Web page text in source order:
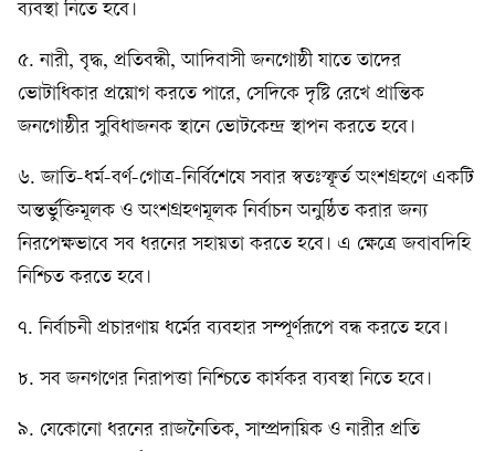
ব্যবস্থা নিতে হবে।
৫. নারী, বৃদ্ধ, প্রতিবন্ধী, আদিবাসী জনগোষ্ঠী যাতে তাদের
ভোটাধিকার প্রয়োগ করতে পারে, সেদিকে দৃষ্টি রেখে প্রান্তিক
জনগোষ্ঠীর সুবিধাজনক স্থানে ভোটকেন্দ্র স্থাপন করতে হবে।
৬. জাতি-ধর্ম-বর্ণ-গোত্র-নির্বিশেষে সবার স্বতঃস্ফূর্ত অংশগ্রহণে একটি
অন্তর্ভুক্তিমূলক ও অংশগ্রহণমূলক নির্বাচন অনুষ্ঠিত করার জন্য
নিরপেক্ষভাবে সব ধরনের সহায়তা করতে হবে। এ ক্ষেত্রে জবাবদিহি
নিশ্চিত করতে হবে।
৭. নির্বাচনী প্রচারণায় ধর্মের ব্যবহার সম্পূর্ণরূপে বন্ধ করতে হবে।
৮. সব জনগণের নিরাপত্তা নিশ্চিতে কার্যকর ব্যবস্থা নিতে হবে।
৯. যেকোনো ধরনের রাজনৈতিক, সাম্প্রদায়িক ও নারীর প্রতি